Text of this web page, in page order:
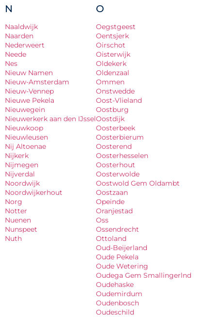
N
Naaldwijk
Naarden
Nederweert
Neede
Nes
Nieuw Namen
Nieuw-Amsterdam
Nieuw-Vennep
Nieuwe Pekela
Nieuwegein
Nieuwerkerk aan den IJssel
Nieuwkoop
Nieuwleusen
Nij Altoenae
Nijkerk
Nijmegen
Nijverdal
Noordwijk
Noordwijkerhout
Norg
Notter
Nuenen
Nunspeet
Nuth
O
Oegstgeest
Oentsjerk
Oirschot
Oisterwijk
Oldekerk
Oldenzaal
Ommen
Onstwedde
Oost-Vlieland
Oostburg
Oostdijk
Oosterbeek
Oosterbierum
Oosterend
Oosterhesselen
Oosterhout
Oosterwolde
Oostwold Gem Oldambt
Oostzaan
Opeinde
Oranjestad
Oss
Ossendrecht
Ottoland
Oud-Beijerland
Oude Pekela
Oude Wetering
Oudega Gem Smallingerlnd
Oudehaske
Oudemirdum
Oudenbosch
Oudeschild